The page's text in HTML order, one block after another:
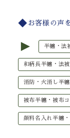
お客様の声
► 半纏・法
和柄長半纏・法
消防・火消し半
被布半纏・被布
顔料名入れ半纏